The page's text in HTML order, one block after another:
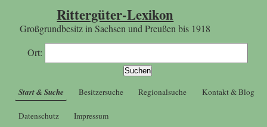
Rittergüter-Lexikon
Großgrundbesitz in Sachsen und Preußen bis 1918
Ort:
Start & Suche Besitzersuche Regionalsuche Kontakt & Blog
Datenschutz Impressum